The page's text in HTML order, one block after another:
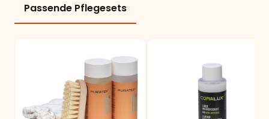
Passende Pflegesets